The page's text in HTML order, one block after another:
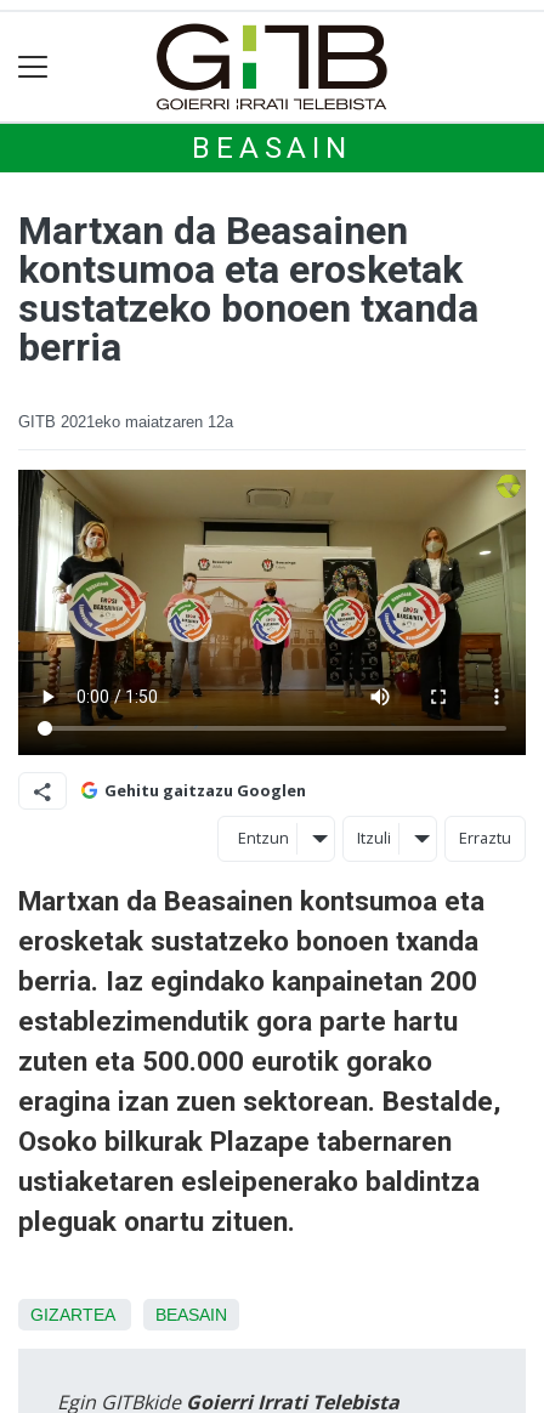
BEASAIN
Martxan da Beasainen
kontsumoa eta erosketak
sustatzeko bonoen txanda
berria
GITB 2021eko maiatzaren 12a
Gehitu gaitzazu Googlen
Entzun Itzuli Erraztu
Martxan da Beasainen kontsumoa eta
erosketak sustatzeko bonoen txanda
berria. Iaz egindako kanpainetan 200
establezimendutik gora parte hartu
zuten eta 500.000 eurotik gorako
eragina izan zuen sektorean. Bestalde,
Osoko bilkurak Plazape tabernaren
ustiaketaren esleipenerako baldintza
pleguak onartu zituen.
GIZARTEA BEASAIN
Egin GITBkide Goierri Irrati Telebista